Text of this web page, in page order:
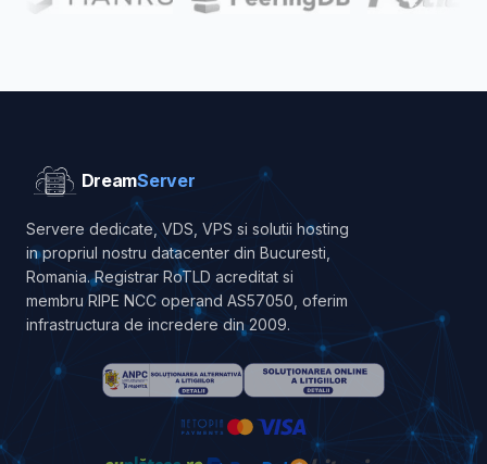
DreamServer
Servere dedicate, VDS, VPS si solutii hosting
in propriul nostru datacenter din Bucuresti,
Romania. Registrar RoTLD acreditat si
membru RIPE NCC operand AS57050, oferim
infrastructura de incredere din 2009.